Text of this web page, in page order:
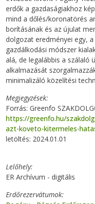
erdők a gazdaságiakhoz
mind a dőlés/koronatörés
borításának és az újulat
dolgozat eredményei egy,
gazdálkodási módszer
alá, de legalábbis a szálaló
alkalmazását
minimalizáló közelítési
Megjegyzések
Forrás: Greenfo
https://greenfo.hu/
azt-koveto-kitermeles-
letöltés: 2024.01.01
Lelőhely
ER Archívum - digitális
Erdőrezervátumok